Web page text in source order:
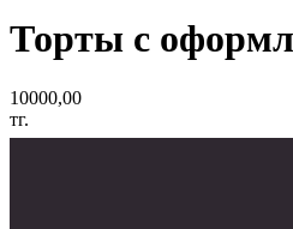
Торты с
10000,00
тг.